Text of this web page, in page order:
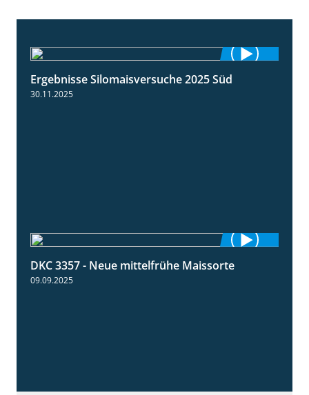
Ergebnisse Silomaisversuche 2025 Süd
30.11.2025
DKC 3357 - Neue mittelfrühe Maissorte
09.09.2025